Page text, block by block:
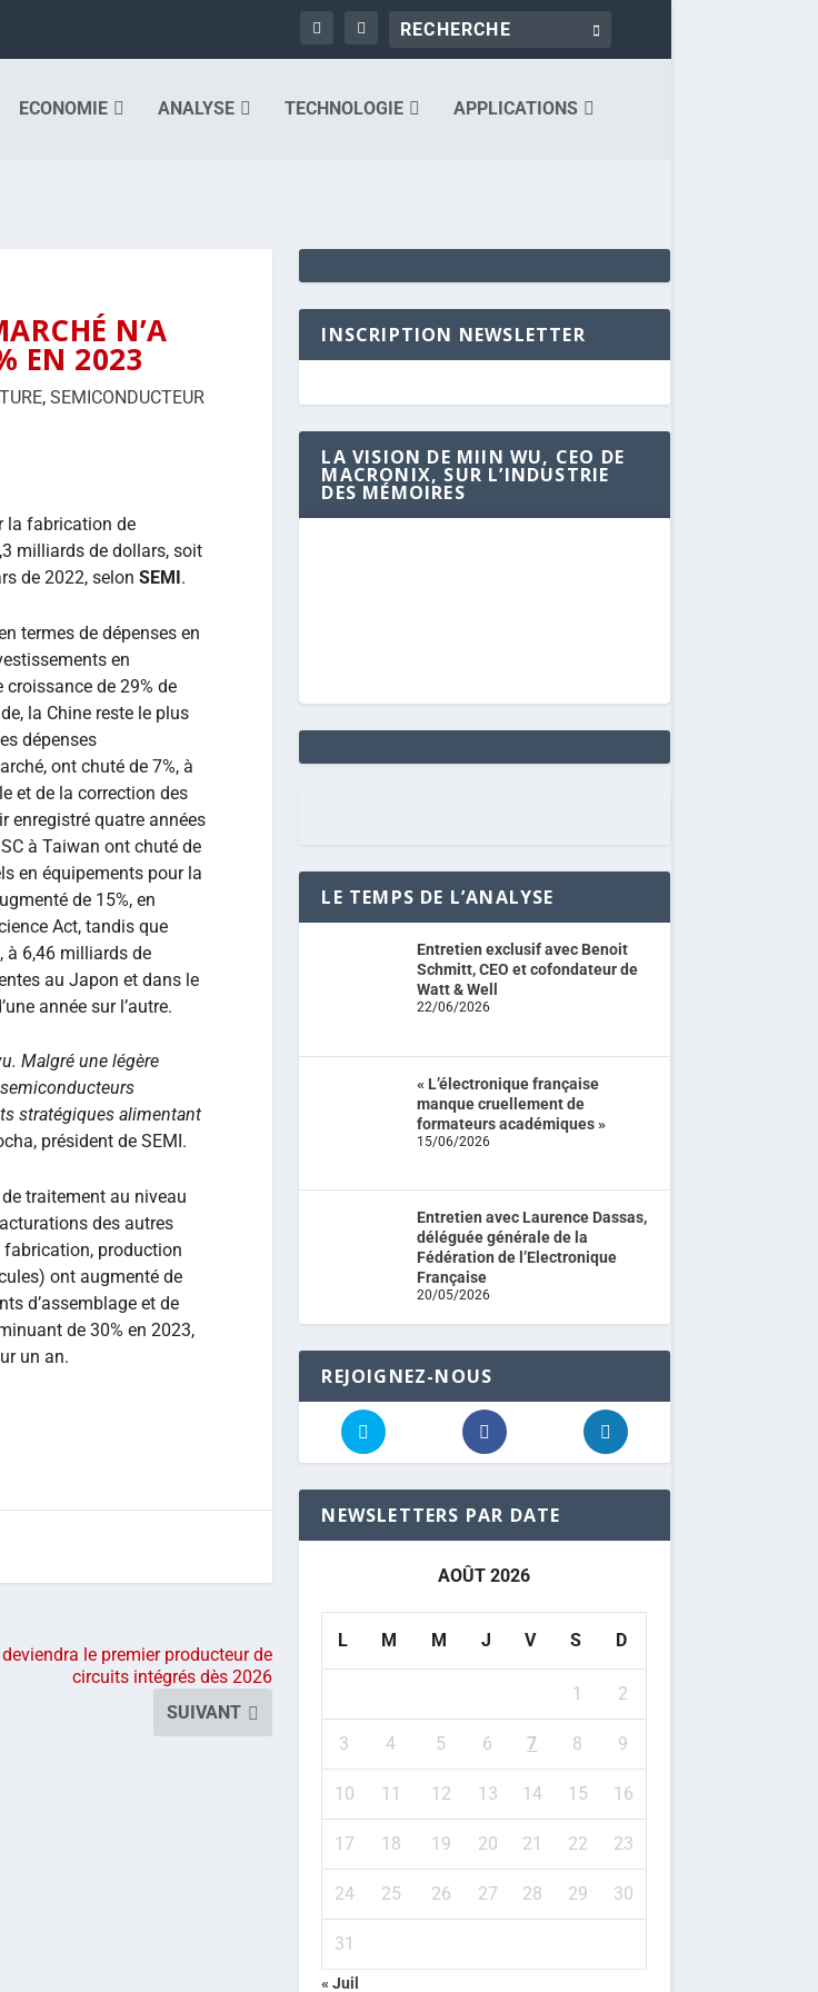
ECONOMIE ANALYSE TECHNOLOGIE APPLICATIONS
N’A
EN 2023
,SEMICONDUCTEUR
la fabrication de
milliards de dollars, soit
de 2022, selon SEMI.
termes de dépenses en
en
de 29% de
la Chine reste le plus
dépenses
ont chuté de 7%, à
et de la correction des
enregistré quatre années
à Taiwan ont chuté de
en équipements pour la
de 15%, en
Act, tandis que
à 6,46 milliards de
au Japon et dans le
année sur l’autre.
Malgré une légère
stratégiques alimentant
président de SEMI.
traitement au niveau
des autres
fabrication, production
ont augmenté de
d’assemblage et de
de 30% en 2023,
un an.
le premier producteur de
circuits intégrés dès 2026
SUIVANT
INSCRIPTION NEWSLETTER
LA VISION DE MIIN WU, CEO DE
MACRONIX, SUR L’INDUSTRIE
DES MÉMOIRES
LE TEMPS DE L’ANALYSE
Entretien exclusif avec Benoit
Schmitt, CEO et cofondateur de
Watt & Well
22/06/2026
« L’électronique française
manque cruellement de
formateurs académiques »
15/06/2026
Entretien avec Laurence Dassas,
déléguée générale de la
Fédération de l’Electronique
Française
20/05/2026
REJOIGNEZ-NOUS
NEWSLETTERS PAR DATE
AOÛT 2026
L M M J V S D
1 2
3 4 5 6 7 8 9
10 11 12 13 14 15 16
17 18 19 20 21 22 23
24 25 26 27 28 29 30
31
« Juil